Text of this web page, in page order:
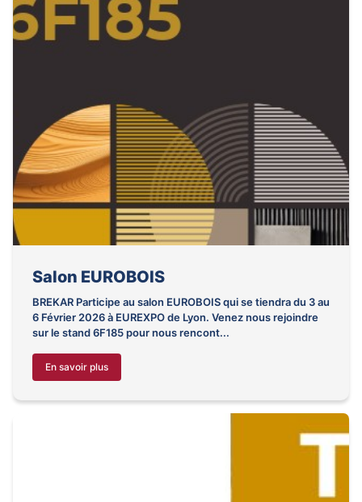
Salon EUROBOIS
BREKAR Participe au salon EUROBOIS qui se tiendra du 3 au
6 Février 2026 à EUREXPO de Lyon. Venez nous rejoindre
sur le stand 6F185 pour nous rencont...
En savoir plus